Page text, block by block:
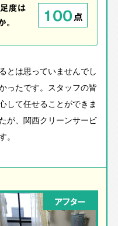
度は
100点
とは思っていませんでし
ったです。スタッフの皆
して任せることができま
が、関西クリーンサービ
アフター